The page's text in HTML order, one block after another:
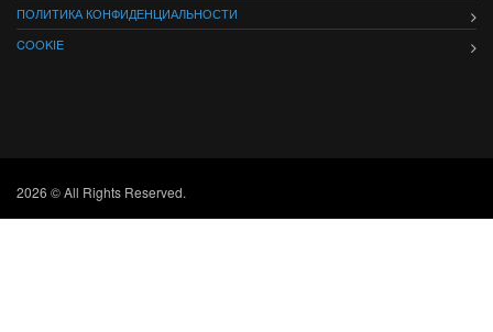
ПОЛИТИКА КОНФИДЕНЦИАЛЬНОСТИ
COOKIE
2026 © All Rights Reserved.